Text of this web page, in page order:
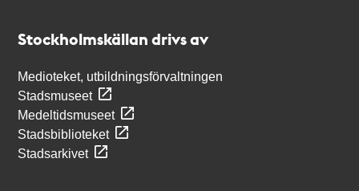
Stockholmskällan drivs av
Medioteket, utbildningsförvaltningen
Stadsmuseet
Medeltidsmuseet
Stadsbiblioteket
Stadsarkivet